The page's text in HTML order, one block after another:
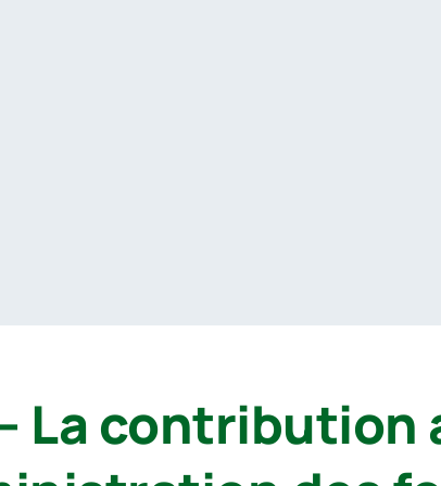
La contribution